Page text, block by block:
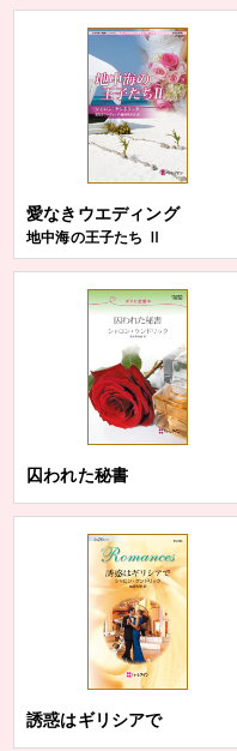
愛なきウエディング
地中海の王子たち Ⅱ
囚われた秘書
誘惑はギリシアで